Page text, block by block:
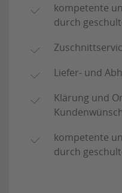
kompetente
durch
Liefer- und
Klärung und
kompetente
durch